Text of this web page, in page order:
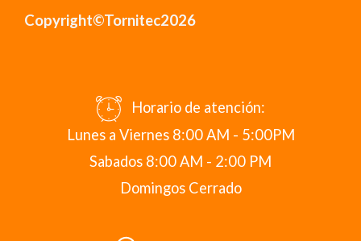
Copyright©Tornitec2026
Horario de atención:
Lunes a Viernes 8:00 AM - 5:00PM
Sabados 8:00 AM - 2:00 PM
Domingos Cerrado